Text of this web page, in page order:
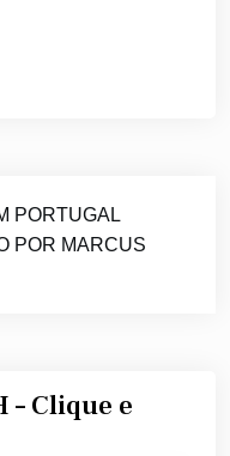
PORTUGAL
POR MARCUS
– Clique e